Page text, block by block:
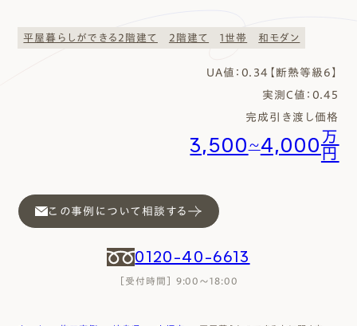
エムズのこと
0120-40-6613
［受付時間］ 9:00～18:00
平屋暮らしができる2階建て 2階建て 1世帯 和モダン
UA値：0.34【断熱等級6】
実測C値：0.45
完成引き渡し価格
3,500〜4,000万
円
この事例について相談する
0120-40-6613
［受付時間］ 9:00～18:00